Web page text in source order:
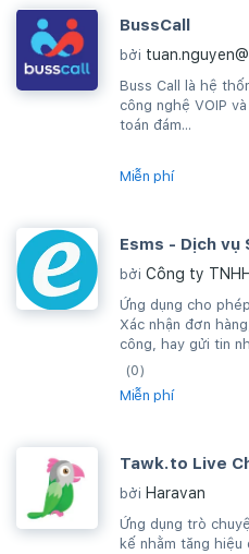
BussCall
bởi
Buss Call là hệ
công nghệ VOIP
toán đám...
Miễn phí
Esms - Dịch vụ
bởi Công ty
Ứng dụng cho
Xác nhận đơn
công, hay gửi tin
(0)
Miễn phí
Tawk.to Live
bởi Haravan
Ứng dụng trò
kế nhằm tăng